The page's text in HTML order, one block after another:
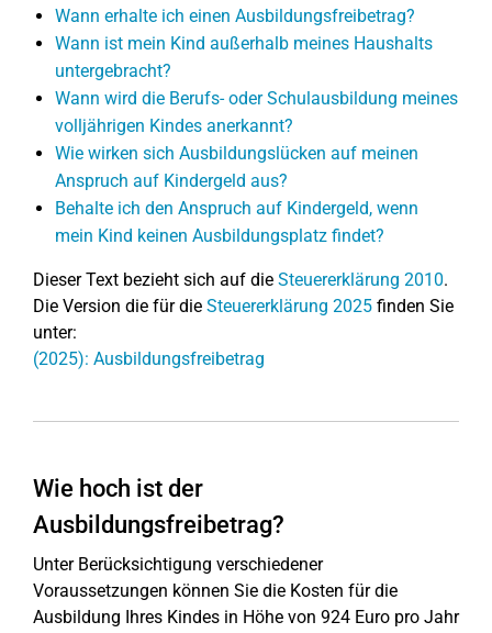
Wann erhalte ich einen Ausbildungsfreibetrag?
Wann ist mein Kind außerhalb meines Haushalts
untergebracht?
Wann wird die Berufs- oder Schulausbildung meines
volljährigen Kindes anerkannt?
Wie wirken sich Ausbildungslücken auf meinen
Anspruch auf Kindergeld aus?
Behalte ich den Anspruch auf Kindergeld, wenn
mein Kind keinen Ausbildungsplatz findet?
Dieser Text bezieht sich auf die Steuererklärung 2010.
Die Version die für die Steuererklärung 2025 finden Sie
unter:
(2025): Ausbildungsfreibetrag
Wie hoch ist der
Ausbildungsfreibetrag?
Unter Berücksichtigung verschiedener
Voraussetzungen können Sie die Kosten für die
Ausbildung Ihres Kindes in Höhe von 924 Euro pro Jahr